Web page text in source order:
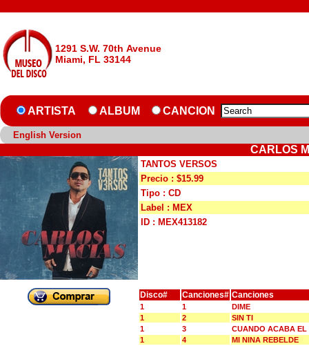
1291 S.W. 70th Avenue
Miami, FL 33144
ARTISTA ALBUM CANCION
English Version
CARLOS
TANTOS VERSOS
Precio : $15.99
Tipo : CD
Label : MEX
ID : MEX413182
Disco# Canciones# Canciones
1 1
DIME
1
2
SIN TI
1
3
CUANDO ACABA EL
1
4
MI NINA REBELDE